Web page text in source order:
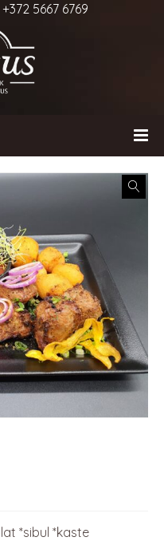
5667 6769
*sibul *kaste